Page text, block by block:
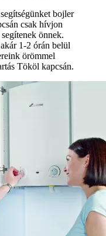
bojler
csak hívjon
önnek.
1-2 órán belül
örömmel
Tököl kapcsán.